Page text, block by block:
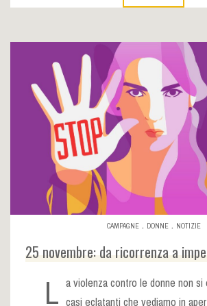
CAMPAGNE. DONNE. NOTIZIE
25 novembre: da ricorrenza a
L a violenza contro le donne non si
casi eclatanti che vediamo in